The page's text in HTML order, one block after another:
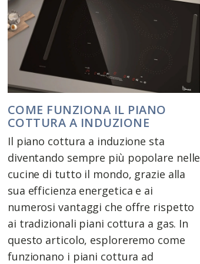
COME FUNZIONA IL PIANO
COTTURA A INDUZIONE
Il piano cottura a induzione sta
diventando sempre più popolare nelle
cucine di tutto il mondo, grazie alla
sua efficienza energetica e ai
numerosi vantaggi che offre rispetto
ai tradizionali piani cottura a gas. In
questo articolo, esploreremo come
funzionano i piani cottura ad